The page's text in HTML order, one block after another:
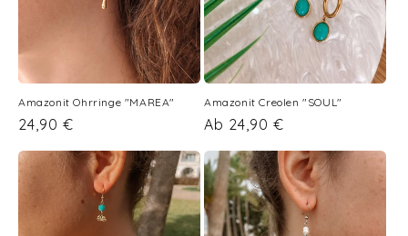
Amazonit Ohrringe "MAREA"
Normaler
Preis
24,90 €
Amazonit Creolen "SOUL"
Normaler
Preis
Ab 24,90 €